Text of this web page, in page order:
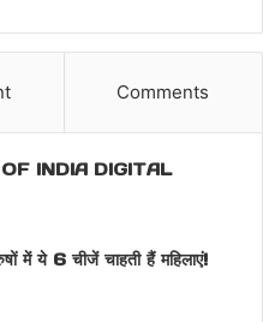
Comments
INDIA DIGITAL
में ये 6 चीजें चाहती हैं महिलाएं!